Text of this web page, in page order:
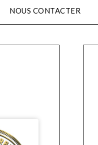
NOUS CONTACTER